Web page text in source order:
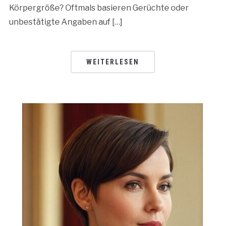
Körpergröße? Oftmals basieren Gerüchte oder
unbestätigte Angaben auf […]
WEITERLESEN